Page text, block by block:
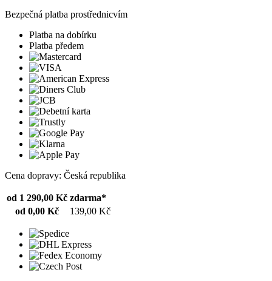
Bezpečná platba prostřednicvím
Platba na dobírku
Platba předem
Cena dopravy: Česká republika
od 1 290,00 Kč zdarma*
od 0,00 Kč
139,00 Kč